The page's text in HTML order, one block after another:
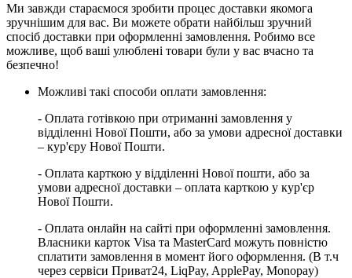
Ми завжди стараємося зробити процес доставки якомога
зручнішим для вас. Ви можете обрати найбільш зручний
спосіб доставки при оформленні замовлення. Робимо все
можливе, щоб ваші улюблені товари були у вас вчасно та
безпечно!
Можливі такі способи оплати замовлення:
- Оплата готівкою при отриманні замовлення у
відділенні Нової Пошти, або за умови адресної доставки
– кур'єру Нової Пошти.
- Оплата карткою у відділенні Нової пошти, або за
умови адресної доставки – оплата карткою у кур'єр
Нової Пошти.
- Оплата онлайн на сайті при оформленні замовлення.
Власники карток Visa та MasterCard можуть повністю
сплатити замовлення в момент його оформлення. (В т.ч
через сервіси Приват24, LiqPay, ApplePay, Monopay)